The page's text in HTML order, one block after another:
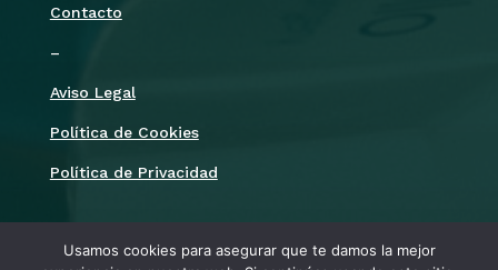
Contacto
–
Aviso Legal
Política de Cookies
Política de Privacidad
Usamos cookies para asegurar que te damos la mejor